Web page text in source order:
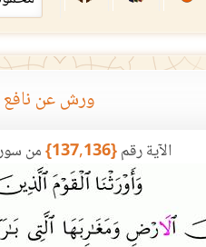
ورش عن نافع
الآية رقم{137,136} من